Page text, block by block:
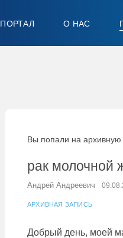
ПОРТАЛ О НАС
Вы попали на архивную
рак молочной
Андрей Андреевич
АРХИВНАЯ ЗАПИСЬ
Добрый день, моей